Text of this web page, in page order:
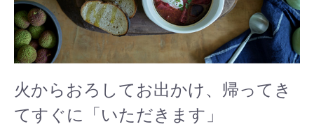
火からおろしてお出かけ、帰ってき
てすぐに「いただきます」